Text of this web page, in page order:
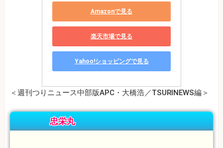
Amazonで見る
楽天市場で見る
Yahoo!ショッピングで見る
＜週刊つりニュース中部版APC・大橋浩／TSURINEWS編＞
忠栄丸